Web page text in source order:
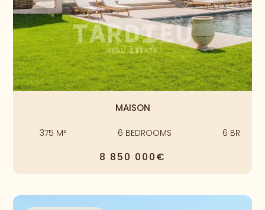
MAISON
375 M² 6 BEDROOMS 6 BR
8 850 000€